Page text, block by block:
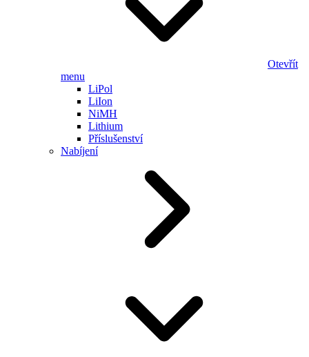
Otevřít
menu
LiPol
LiIon
NiMH
Lithium
Příslušenství
Nabíjení